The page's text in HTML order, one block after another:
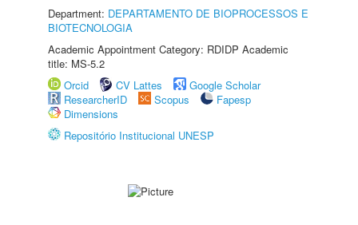
Department: DEPARTAMENTO DE BIOPROCESSOS E
BIOTECNOLOGIA
Academic Appointment Category: RDIDP Academic
title: MS-5.2
Orcid
CV Lattes
Google Scholar
ResearcherID
Scopus
Fapesp
Dimensions
Repositório Institucional UNESP